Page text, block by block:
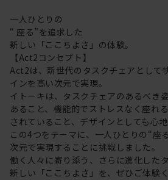
一人ひとりの
“ 座る”を追求した
新しい「ここちよさ」の体験。
【Act2コンセプト】
Act2は、新世代のタスクチェアとして
インを高い次元で実現。
イトーキは、タスクチェアのあるべき
あること、機能的でストレスなく座れ
されていること、デザインとしても心地
この4つをテーマに、一人ひとりの“座
次元で実現することに挑戦しました。
働く人々に寄り添う、さらに進化した
新しい「ここちよさ」を、ぜひご体験く